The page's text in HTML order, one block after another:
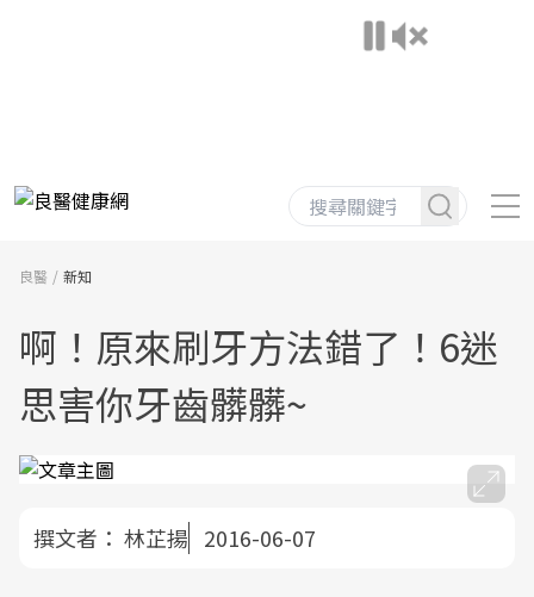
良醫 新知
啊！原來刷牙方法錯了！6迷
思害你牙齒髒髒~
撰文者： 林芷揚 2016-06-07